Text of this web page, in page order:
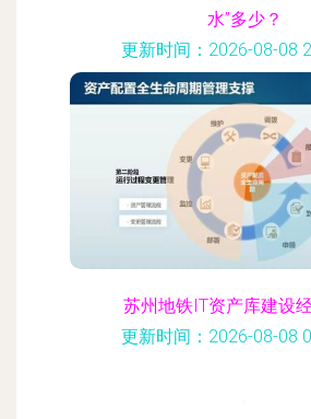
水”多少？
更新时间：2026-08-08
苏州地铁IT资产库建设
更新时间：2026-08-08